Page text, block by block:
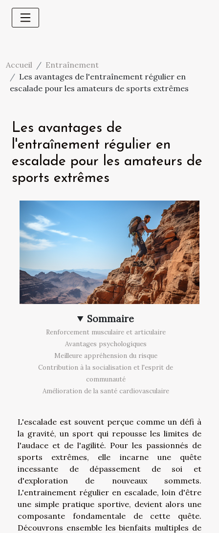
Accueil
Entraînement
Les avantages de l'entraînement régulier en
escalade pour les amateurs de sports extrêmes
Les avantages de
l'entraînement régulier en
escalade pour les amateurs de
sports extrêmes
Sommaire
Renforcement musculaire et articulaire
Avantages psychologiques
Meilleure appréhension du risque
Contribution à la socialisation et l'esprit de
communauté
Amélioration de la santé cardiovasculaire
L'escalade est souvent perçue comme un défi à
la gravité, un sport qui repousse les limites de
l'audace et de l'agilité. Pour les passionnés de
sports extrêmes, elle incarne une quête
incessante de dépassement de soi et
d'exploration de nouveaux sommets.
L'entrainement régulier en escalade, loin d'être
une simple pratique sportive, devient alors une
composante fondamentale de cette quête.
Découvrons ensemble les bienfaits multiples de